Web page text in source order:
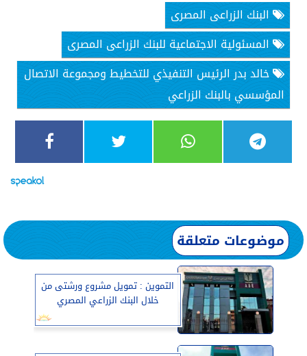
البنك الزراعى المصرى
المسئولية الاجتماعية للبنك الزراعى المصرى
خالد بدر الرئيس التنفيذي للتخطيط ومجموعة الاتصال
المؤسسي بالبنك الزراعي
موضوعات متعلقة
التموين : تمويل مشروع ورشتى من
خلال البنك الزراعي المصري